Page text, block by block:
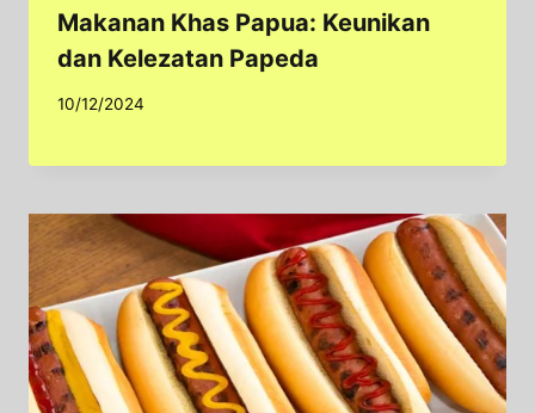
Makanan Khas Papua: Keunikan
dan Kelezatan Papeda
10/12/2024